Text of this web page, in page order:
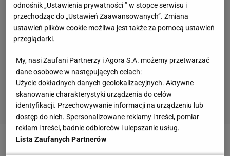
odnośnik „Ustawienia prywatności ” w stopce serwisu i
przechodząc do „Ustawień Zaawansowanych”. Zmiana
ustawień plików cookie możliwa jest także za pomocą ustawień
przeglądarki.
My, nasi Zaufani Partnerzy i Agora S.A. możemy przetwarzać
dane osobowe w następujących celach:
Użycie dokładnych danych geolokalizacyjnych. Aktywne
skanowanie charakterystyki urządzenia do celów
identyfikacji. Przechowywanie informacji na urządzeniu lub
dostęp do nich. Spersonalizowane reklamy i treści, pomiar
reklam i treści, badnie odbiorców i ulepszanie usług.
Lista Zaufanych Partnerów